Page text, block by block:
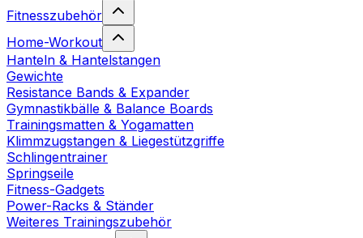
Fitnesszubehör
Home-Workout
Hanteln & Hantelstangen
Gewichte
Resistance Bands & Expander
Gymnastikbälle & Balance Boards
Trainingsmatten & Yogamatten
Klimmzugstangen & Liegestützgriffe
Schlingentrainer
Springseile
Fitness-Gadgets
Power-Racks & Ständer
Weiteres Trainingszubehör